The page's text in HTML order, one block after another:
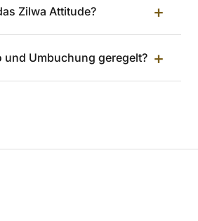
Zilwa Attitude? +
und Umbuchung geregelt? +